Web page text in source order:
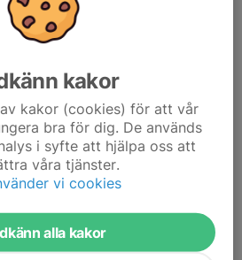
fredagen den 25 april för ett sista
Men...
kakor
kakor (cookies) för att vår
bra för dig. De används
i syfte att hjälpa oss att
våra tjänster.
vi cookies
alla kakor